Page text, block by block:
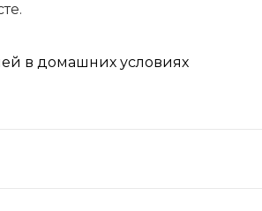
в домашних условиях